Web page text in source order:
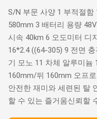
S/N 부문 사양 1 부적절함
580mm 3 배터리 용량
시속 40km 6 오도미터 디
16*2.4 ((64-305) 9 전면
기 모노 11 차체 알루미늄
160mm/뒤 160mm 오프
안전한 재미와 세련된 탈
할 수 있는 즐거움신뢰할